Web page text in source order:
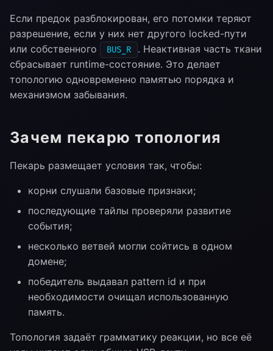
Если предок разблокирован, его потомки теряют
разрешение, если у них нет другого locked-пути
или собственного
BUS_R
. Неактивная часть ткани
сбрасывает runtime-состояние. Это делает
топологию одновременно памятью порядка и
механизмом забывания.
Зачем пекарю топология
Пекарь размещает условия так, чтобы:
корни слушали базовые признаки;
последующие тайлы проверяли развитие
события;
несколько ветвей могли сойтись в одном
домене;
победитель выдавал pattern id и при
необходимости очищал использованную
память.
Топология задаёт грамматику реакции, но все её